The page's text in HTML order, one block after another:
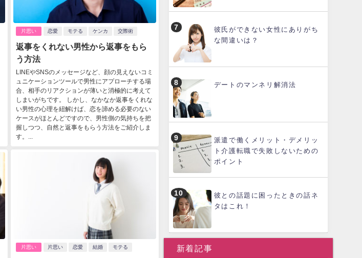
片思い 恋愛 モテる ケンカ 交際術
返事をくれない男性から返事をもら
う方法
LINEやSNSのメッセージなど、顔の見えないコミ
ュニケーションツールで男性にアプローチする場
合、相手のリアクションが薄いと消極的に考えて
しまいがちです。 しかし、なかなか返事をくれな
い男性の心理を紐解けば、恋を諦める必要のない
ケースがほとんどですので、男性側の気持ちを把
握しつつ、自然と返事をもらう方法をご紹介しま
す。...
片思い 片思い 恋愛 結婚 モテる
彼氏ができない女性にありがち
な間違いは？
デートのマンネリ解消法
派遣で働くメリット・デメリッ
ト介護転職で失敗しないための
ポイント
彼との話題に困ったときの話ネ
タはこれ！
新着記事